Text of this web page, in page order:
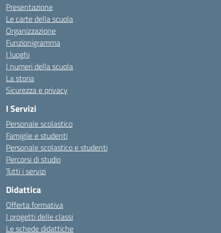
Presentazione
Le carte della scuola
Organizzazione
Funzionigramma
I luoghi
I numeri della scuola
La storia
Sicurezza e privacy
I Servizi
Personale scolastico
Famiglie e studenti
Personale scolastico e studenti
Percorsi di studio
Tutti i servizi
Didattica
Offerta formativa
I progetti delle classi
Le schede didattiche